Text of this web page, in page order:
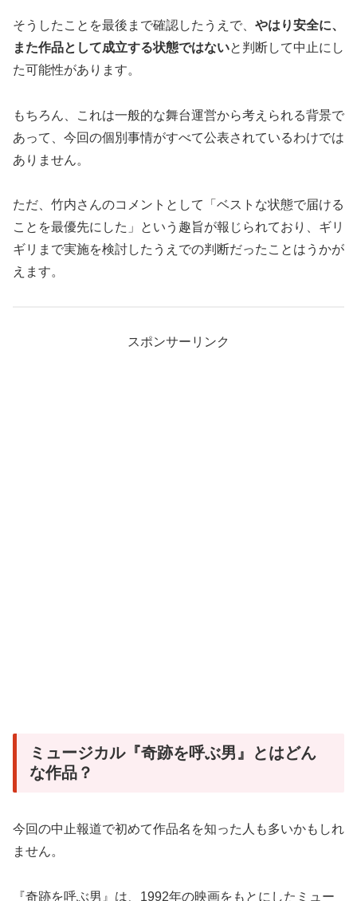
そうしたことを最後まで確認したうえで、 やはり安全に、
また作品として成立する状態ではないと判断して中止にし
た可能性があります。
もちろん、これは一般的な舞台運営から考えられる背景で
あって、今回の個別事情がすべて公表されているわけでは
ありません。
ただ、竹内さんのコメントとして「ベストな状態で届ける
ことを最優先にした」という趣旨が報じられており、ギリ
ギリまで実施を検討したうえでの判断だったことはうかが
えます。
スポンサーリンク
ミュージカル『奇跡を呼ぶ男』とはどん
な作品？
今回の中止報道で初めて作品名を知った人も多いかもしれ
ません。
『奇跡を呼ぶ男』は、1992年の映画をもとにしたミュー